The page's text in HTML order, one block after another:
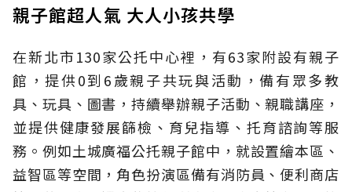
親子館超人氣 大人小孩共學
在新北市130家公托中心裡，有63家附設有親子
館，提供0到6歲親子共玩與活動，備有眾多教
具、玩具、圖書，持續舉辦親子活動、親職講座，
並提供健康發展篩檢、育兒指導、托育諮詢等服
務。例如土城廣福公托親子館中，就設置繪本區、
益智區等空間，角色扮演區備有消防員、便利商店